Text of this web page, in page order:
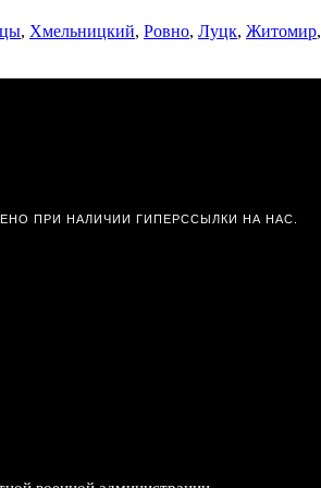
, Хмельницкий, Ровно, Луцк, Житомир,
ПРИ НАЛИЧИИ ГИПЕРССЫЛКИ НА НАС.